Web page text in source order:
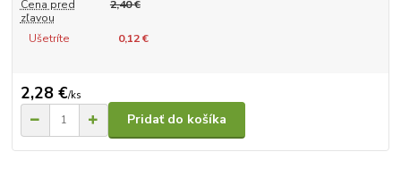
Cena pred
zľavou
2,40 €
Ušetríte 0,12 €
2,28 €/ks
Pridať do košíka